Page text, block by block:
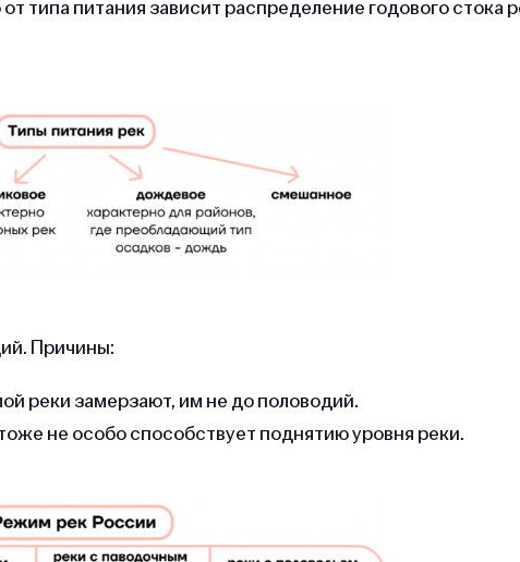
типа питания зависит распределение годового стока
Причины:
реки замерзают, им не до половодий.
не особо способствует поднятию уровня реки.